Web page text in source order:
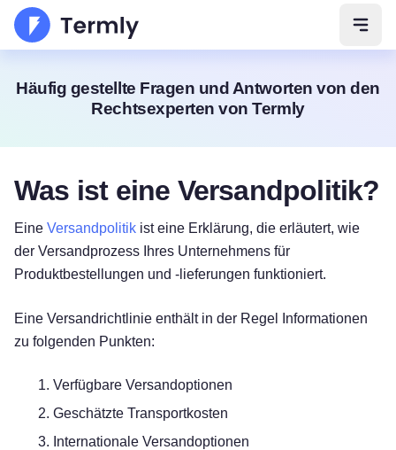
Häufig gestellte Fragen und Antworten von den
Rechtsexperten von Termly
Was ist eine Versandpolitik?
Eine Versandpolitik ist eine Erklärung, die erläutert, wie
der Versandprozess Ihres Unternehmens für
Produktbestellungen und -lieferungen funktioniert.
Eine Versandrichtlinie enthält in der Regel Informationen
zu folgenden Punkten:
Verfügbare Versandoptionen
Geschätzte Transportkosten
Internationale Versandoptionen